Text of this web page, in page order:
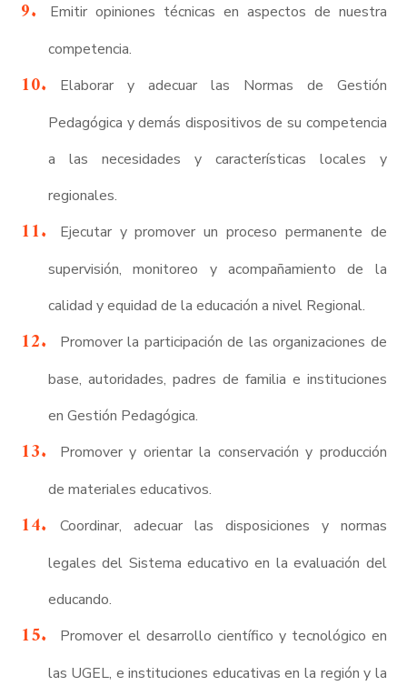
Emitir opiniones técnicas en aspectos de nuestra
competencia.
Elaborar y adecuar las Normas de Gestión
Pedagógica y demás dispositivos de su competencia
a las necesidades y características locales y
regionales.
Ejecutar y promover un proceso permanente de
supervisión, monitoreo y acompañamiento de la
calidad y equidad de la educación a nivel Regional.
Promover la participación de las organizaciones de
base, autoridades, padres de familia e instituciones
en Gestión Pedagógica.
Promover y orientar la conservación y producción
de materiales educativos.
Coordinar, adecuar las disposiciones y normas
legales del Sistema educativo en la evaluación del
educando.
Promover el desarrollo científico y tecnológico en
las UGEL, e instituciones educativas en la región y la